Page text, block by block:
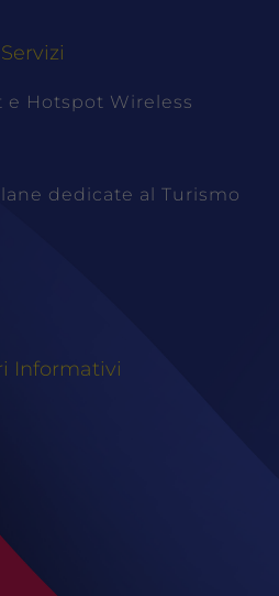
Servizi
Hotspot Wireless
dedicate al Turismo
Informativi
Tecnici